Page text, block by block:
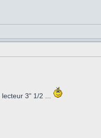
3" 1/2 ...